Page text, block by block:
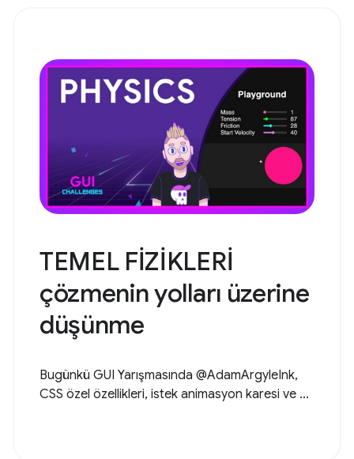
TEMEL FİZİKLERİ
çözmenin yolları üzerine
düşünme
Bugünkü GUI Yarışmasında @AdamArgyleInk,
CSS özel özellikleri, istek animasyon karesi ve ...